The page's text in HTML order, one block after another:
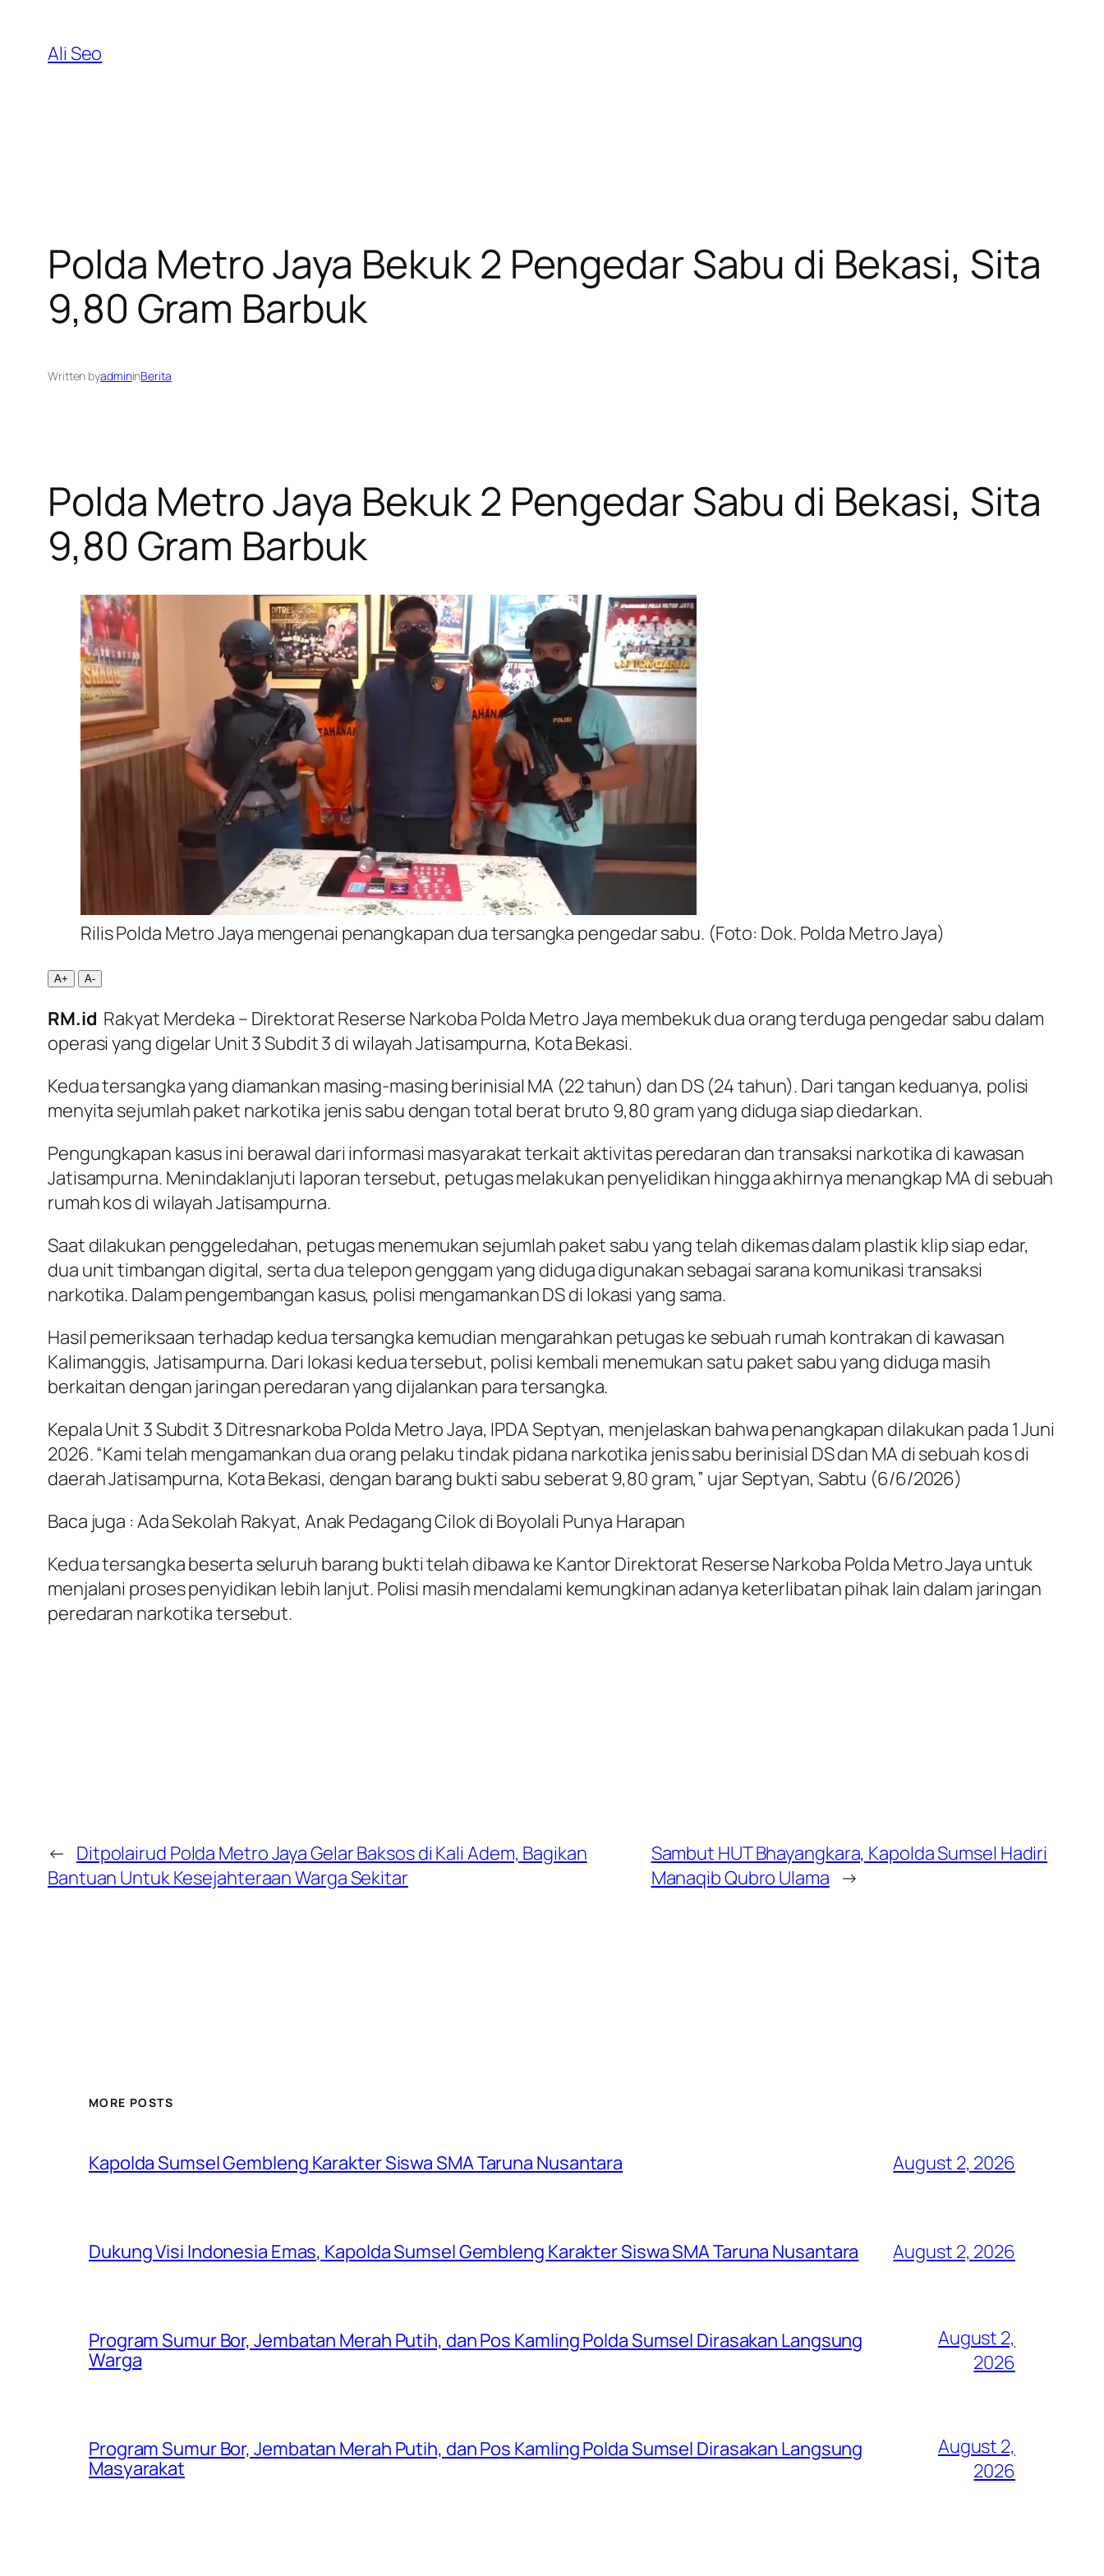
content
Ali Seo
Polda Metro Jaya Bekuk 2 Pengedar Sabu di Bekasi, Sita
9,80 Gram Barbuk
Written byadmininBerita
Polda Metro Jaya Bekuk 2 Pengedar Sabu di Bekasi, Sita
9,80 Gram Barbuk
Rilis Polda Metro Jaya mengenai penangkapan dua tersangka pengedar sabu. (Foto: Dok. Polda Metro Jaya)
A+ A-
RM.id Rakyat Merdeka – Direktorat Reserse Narkoba Polda Metro Jaya membekuk dua orang terduga pengedar sabu dalam
operasi yang digelar Unit 3 Subdit 3 di wilayah Jatisampurna, Kota Bekasi.
Kedua tersangka yang diamankan masing-masing berinisial MA (22 tahun) dan DS (24 tahun). Dari tangan keduanya, polisi
menyita sejumlah paket narkotika jenis sabu dengan total berat bruto 9,80 gram yang diduga siap diedarkan.
Pengungkapan kasus ini berawal dari informasi masyarakat terkait aktivitas peredaran dan transaksi narkotika di kawasan
Jatisampurna. Menindaklanjuti laporan tersebut, petugas melakukan penyelidikan hingga akhirnya menangkap MA di sebuah
rumah kos di wilayah Jatisampurna.
Saat dilakukan penggeledahan, petugas menemukan sejumlah paket sabu yang telah dikemas dalam plastik klip siap edar,
dua unit timbangan digital, serta dua telepon genggam yang diduga digunakan sebagai sarana komunikasi transaksi
narkotika. Dalam pengembangan kasus, polisi mengamankan DS di lokasi yang sama.
Hasil pemeriksaan terhadap kedua tersangka kemudian mengarahkan petugas ke sebuah rumah kontrakan di kawasan
Kalimanggis, Jatisampurna. Dari lokasi kedua tersebut, polisi kembali menemukan satu paket sabu yang diduga masih
berkaitan dengan jaringan peredaran yang dijalankan para tersangka.
Kepala Unit 3 Subdit 3 Ditresnarkoba Polda Metro Jaya, IPDA Septyan, menjelaskan bahwa penangkapan dilakukan pada 1 Juni
2026. “Kami telah mengamankan dua orang pelaku tindak pidana narkotika jenis sabu berinisial DS dan MA di sebuah kos di
daerah Jatisampurna, Kota Bekasi, dengan barang bukti sabu seberat 9,80 gram,” ujar Septyan, Sabtu (6/6/2026)
Baca juga : Ada Sekolah Rakyat, Anak Pedagang Cilok di Boyolali Punya Harapan
Kedua tersangka beserta seluruh barang bukti telah dibawa ke Kantor Direktorat Reserse Narkoba Polda Metro Jaya untuk
menjalani proses penyidikan lebih lanjut. Polisi masih mendalami kemungkinan adanya keterlibatan pihak lain dalam jaringan
peredaran narkotika tersebut.
← Ditpolairud Polda Metro Jaya Gelar Baksos di Kali Adem, Bagikan
Bantuan Untuk Kesejahteraan Warga Sekitar
Sambut HUT Bhayangkara, Kapolda Sumsel Hadiri
Manaqib Qubro Ulama →
MORE POSTS
Kapolda Sumsel Gembleng Karakter Siswa SMA Taruna Nusantara August 2, 2026
Dukung Visi Indonesia Emas, Kapolda Sumsel Gembleng Karakter Siswa SMA Taruna Nusantara August 2, 2026
Program Sumur Bor, Jembatan Merah Putih, dan Pos Kamling Polda Sumsel Dirasakan Langsung
Warga
August 2,
2026
Program Sumur Bor, Jembatan Merah Putih, dan Pos Kamling Polda Sumsel Dirasakan Langsung
Masyarakat
August 2,
2026